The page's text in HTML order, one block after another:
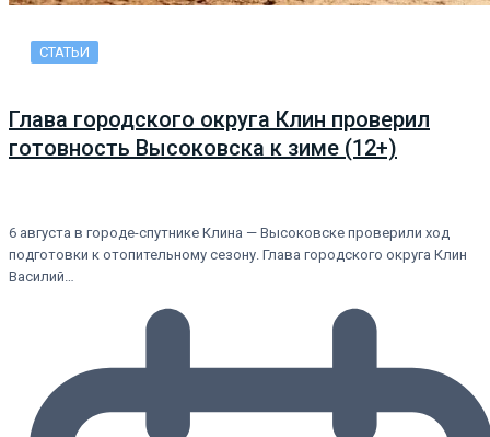
СТАТЬИ
Глава городского округа Клин проверил
готовность Высоковска к зиме (12+)
6 августа в городе-спутнике Клина — Высоковске проверили ход
подготовки к отопительному сезону. Глава городского округа Клин
Василий…